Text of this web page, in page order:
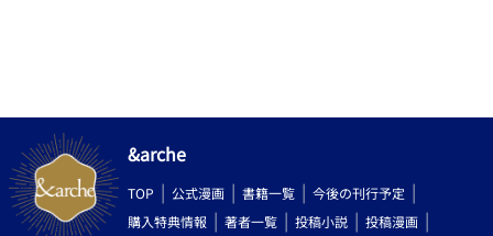
&arche
TOP 公式漫画 書籍一覧
今後の刊行予定
購入特典情報
著者一覧 投稿小説 投稿漫画